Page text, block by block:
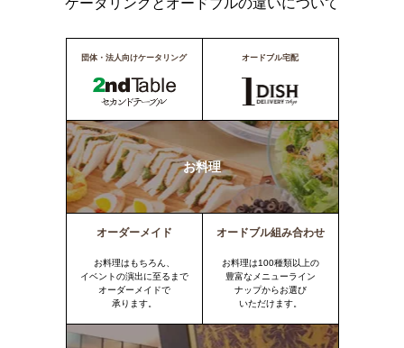
ケータリングとオードブルの違いについて
団体・法人向けケータリング オードブル宅配
お料理
オーダーメイド
お料理はもちろん、
イベントの演出に至るまで
オーダーメイドで
承ります。
オードブル組み合わせ
お料理は100種類以上の
豊富なメニューライン
ナップからお選び
いただけます。